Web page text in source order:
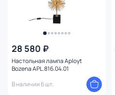
28 580 ₽
Настольная лампа Aployt
Bozena APL.816.04.01
В наличии 6 шт.